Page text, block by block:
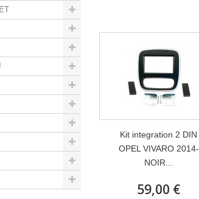
Kit integration 2 DIN
OPEL VIVARO 2014-
NOIR...
59,00 €